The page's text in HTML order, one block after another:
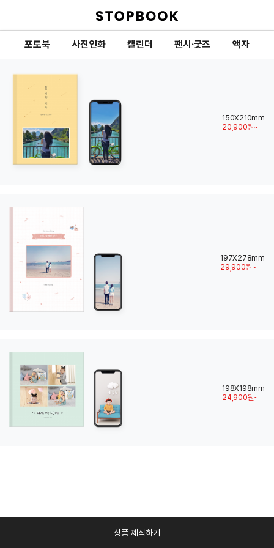
포토북 사진인화 캘린더 팬시·굿즈 액자
150X210mm
20,900원~
197X278mm
29,900원~
198X198mm
24,900원~
상품 제작하기